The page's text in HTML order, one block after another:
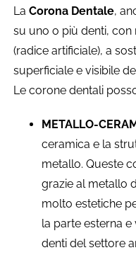
LaCorona Dentale,
su uno o più denti,
(radice artificiale), a
superficiale e visibile
Le corone dentali
METALLO-
ceramica e la
metallo. Queste
grazie al metallo
molto estetiche
la parte esterna e
denti del settore